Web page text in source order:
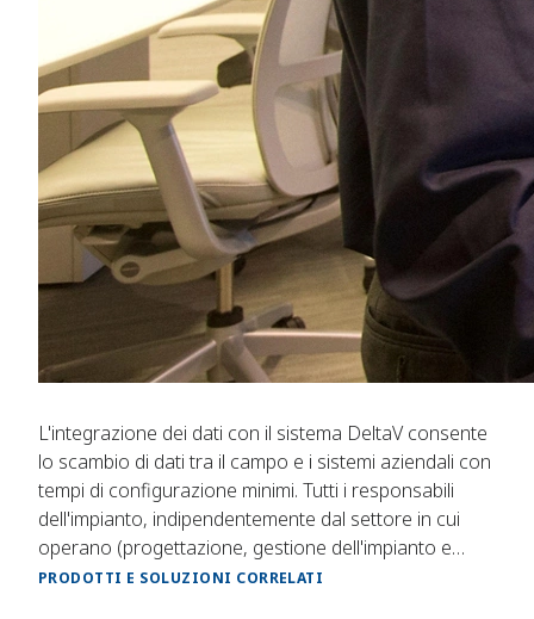
L'integrazione dei dati con il sistema DeltaV consente
lo scambio di dati tra il campo e i sistemi aziendali con
tempi di configurazione minimi. Tutti i responsabili
dell'impianto, indipendentemente dal settore in cui
operano (progettazione, gestione dell'impianto e
produzione), possono ottenere i dati fondamentali di
PRODOTTI E SOLUZIONI CORRELATI